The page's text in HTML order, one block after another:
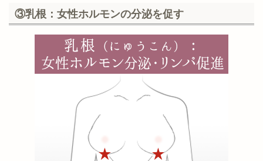
③乳根：女性ホルモンの分泌を促す